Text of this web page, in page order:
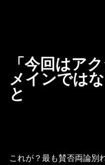
「今回はア
メインではな
と
これが？最も賛否両論別